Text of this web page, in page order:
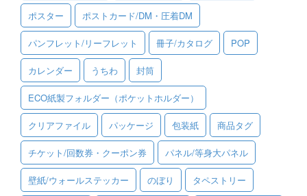
ご利用料金
ご利用ガイド
ご利用の流れ
ご注文方法について
キャンセルについて
FAQ（よくあるご質問）
資料をダウンロード
ポスター ポストカード/DM・圧着DM
パンフレット/リーフレット 冊子/カタログ POP
カレンダー うちわ 封筒
ECO紙製フォルダー（ポケットホルダー）
クリアファイル パッケージ 包装紙 商品タグ
チケット/回数券・クーポン券 パネル/等身大パネル
壁紙/ウォールステッカー のぼり タペストリー